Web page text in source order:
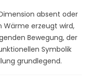
absent oder
Wärme erzeugt wird,
Bewegung, der
Symbolik
grundlegend.